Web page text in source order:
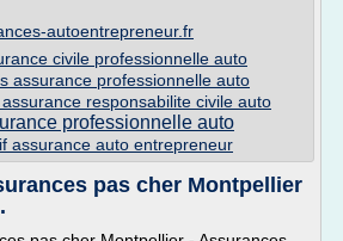
autoentrepreneur.fr
civile professionnelle auto
assurance professionnelle auto
responsabilite civile auto
professionnelle auto
assurance auto entrepreneur
pas cher Montpellier